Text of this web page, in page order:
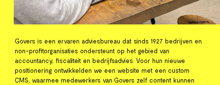
Govers is een ervaren adviesbureau dat sinds 1927 bedrijven en
non-profitorganisaties ondersteunt op het gebied van
accountancy, fiscaliteit en bedrijfsadvies. Voor hun nieuwe
positionering ontwikkelden we een website met een custom
CMS, waarmee medewerkers van Govers zelf content kunnen